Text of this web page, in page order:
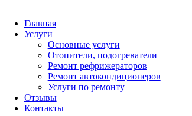
Главная
Услуги
Основные услуги
Отопители, подогреватели
Ремонт рефрижераторов
Ремонт автокондиционеров
Услуги по ремонту
Отзывы
Контакты